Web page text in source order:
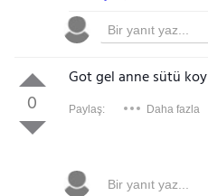
0
Got gel anne sütü koy
Paylaş: Daha fazla